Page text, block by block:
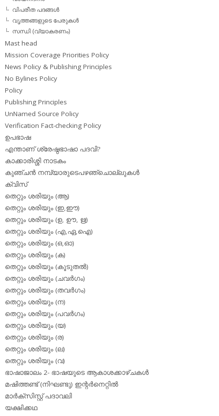
വിപരീത പദങ്ങള്‍
വൃത്തങ്ങളുടെ പേരുകള്‍
സന്ധി (വ്യാകരണം)
Mast head
Mission Coverage Priorities Policy
News Policy & Publishing Principles
No Bylines Policy
Policy
Publishing Principles
UnNamed Source Policy
Verification Fact-checking Policy
ഉപഭാഷ
എന്താണ് ശ്രേഷ്ഠഭാഷാ പദവി?
കാക്കാരിശ്ശി നാടകം
കുഞ്ചന്‍ നമ്പ്യാരുടെപഴഞ്ചൊല്ലുകള്‍
ക്വിസ്
തെറ്റും ശരിയും (ആ)
തെറ്റും ശരിയും (ഇ,ഈ)
തെറ്റും ശരിയും (ഉ, ഊ, ഋ)
തെറ്റും ശരിയും (എ,ഏ,ഐ)
തെറ്റും ശരിയും (ഒ,ഓ)
തെറ്റും ശരിയും (ക)
തെറ്റും ശരിയും (കൂടുതല്‍)
തെറ്റും ശരിയും (ചവര്‍ഗം)
തെറ്റും ശരിയും (തവര്‍ഗം)
തെറ്റും ശരിയും (ന)
തെറ്റും ശരിയും (പവര്‍ഗം)
തെറ്റും ശരിയും (യ)
തെറ്റും ശരിയും (ര)
തെറ്റും ശരിയും (ല)
തെറ്റും ശരിയും (വ)
ഭാഷാജാലം 2- ഭാഷയുടെ ആകാശക്കാഴ്ചകള്‍
മഷിത്തണ്ട് (നിഘണ്ടു) ഇന്റര്‍നെറ്റില്‍
മാര്‍ക്‌സിസ്റ്റ് പദാവലി
യക്ഷിക്കഥ